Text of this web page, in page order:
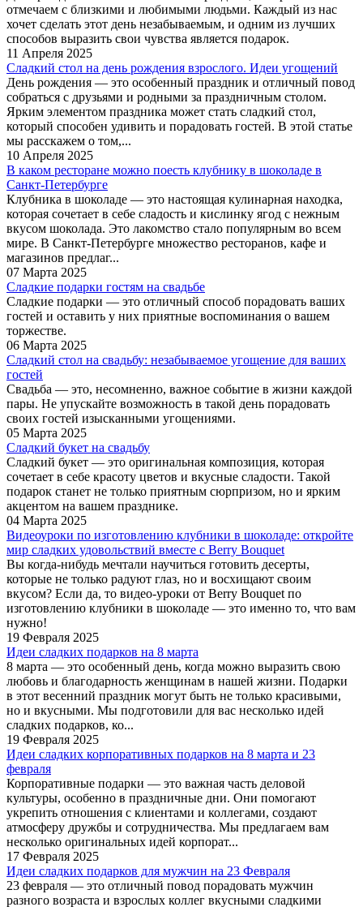
отмечаем с близкими и любимыми людьми. Каждый из нас
хочет сделать этот день незабываемым, и одним из лучших
способов выразить свои чувства является подарок.
11 Апреля 2025
Сладкий стол на день рождения взрослого. Идеи угощений
День рождения — это особенный праздник и отличный повод
собраться с друзьями и родными за праздничным столом.
Ярким элементом праздника может стать сладкий стол,
который способен удивить и порадовать гостей. В этой статье
мы расскажем о том,...
10 Апреля 2025
В каком ресторане можно поесть клубнику в шоколаде в
Санкт-Петербурге
Клубника в шоколаде — это настоящая кулинарная находка,
которая сочетает в себе сладость и кислинку ягод с нежным
вкусом шоколада. Это лакомство стало популярным во всем
мире. В Санкт-Петербурге множество ресторанов, кафе и
магазинов предлаг...
07 Марта 2025
Сладкие подарки гостям на свадьбе
Сладкие подарки — это отличный способ порадовать ваших
гостей и оставить у них приятные воспоминания о вашем
торжестве.
06 Марта 2025
Сладкий стол на свадьбу: незабываемое угощение для ваших
гостей
Свадьба — это, несомненно, важное событие в жизни каждой
пары. Не упускайте возможность в такой день порадовать
своих гостей изысканными угощениями.
05 Марта 2025
Сладкий букет на свадьбу
Сладкий букет — это оригинальная композиция, которая
сочетает в себе красоту цветов и вкусные сладости. Такой
подарок станет не только приятным сюрпризом, но и ярким
акцентом на вашем празднике.
04 Марта 2025
Видеоуроки по изготовлению клубники в шоколаде: откройте
мир сладких удовольствий вместе с Berry Bouquet
Вы когда-нибудь мечтали научиться готовить десерты,
которые не только радуют глаз, но и восхищают своим
вкусом? Если да, то видео-уроки от Berry Bouquet по
изготовлению клубники в шоколаде — это именно то, что вам
нужно!
19 Февраля 2025
Идеи сладких подарков на 8 марта
8 марта — это особенный день, когда можно выразить свою
любовь и благодарность женщинам в нашей жизни. Подарки
в этот весенний праздник могут быть не только красивыми,
но и вкусными. Мы подготовили для вас несколько идей
сладких подарков, ко...
19 Февраля 2025
Идеи сладких корпоративных подарков на 8 марта и 23
февраля
Корпоративные подарки — это важная часть деловой
культуры, особенно в праздничные дни. Они помогают
укрепить отношения с клиентами и коллегами, создают
атмосферу дружбы и сотрудничества. Мы предлагаем вам
несколько оригинальных идей корпорат...
17 Февраля 2025
Идеи сладких подарков для мужчин на 23 Февраля
23 февраля — это отличный повод порадовать мужчин
разного возраста и взрослых коллег вкусными сладкими